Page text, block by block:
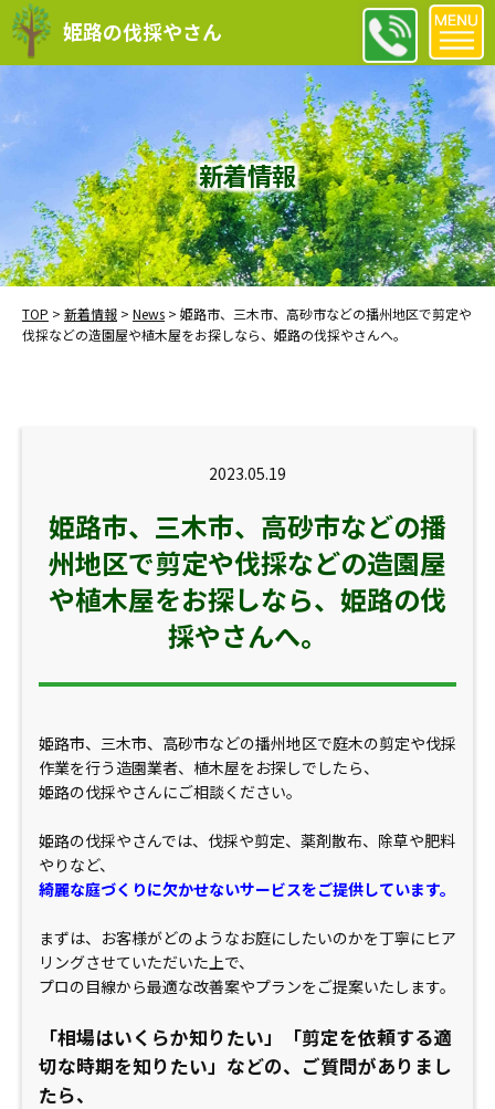
姫路の伐採やさん
新着情報
TOP > 新着情報 > News > 姫路市、三木市、高砂市などの播州地区で剪定や
伐採などの造園屋や植木屋をお探しなら、姫路の伐採やさんへ。
2023.05.19
姫路市、三木市、高砂市などの播
州地区で剪定や伐採などの造園屋
や植木屋をお探しなら、姫路の伐
採やさんへ。
姫路市、三木市、高砂市などの播州地区で庭木の剪定や伐採
作業を行う造園業者、植木屋をお探しでしたら、
姫路の伐採やさんにご相談ください。
姫路の伐採やさんでは、伐採や剪定、薬剤散布、除草や肥料
やりなど、
綺麗な庭づくりに欠かせないサービスをご提供しています。
まずは、お客様がどのようなお庭にしたいのかを丁寧にヒア
リングさせていただいた上で、
プロの目線から最適な改善案やプランをご提案いたします。
「相場はいくらか知りたい」「剪定を依頼する適
切な時期を知りたい」などの、ご質問がありまし
たら、